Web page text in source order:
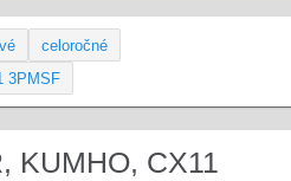
celoročné
3PMSF
KUMHO, CX11